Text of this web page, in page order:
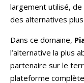
largement utilisé,
des alternatives
Dans ce domaine,
l’alternative la plus
partenaire sur le
plateforme complète